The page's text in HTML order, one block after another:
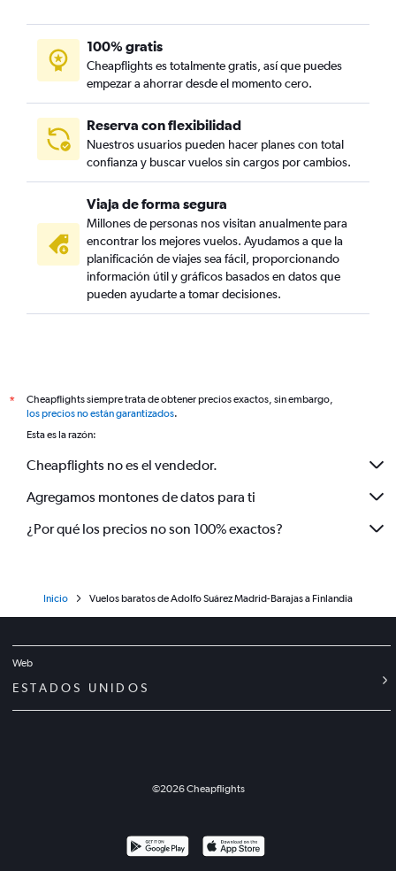
100% gratis
Cheapflights es totalmente gratis, así que puedes
empezar a ahorrar desde el momento cero.
Reserva con flexibilidad
Nuestros usuarios pueden hacer planes con total
confianza y buscar vuelos sin cargos por cambios.
Viaja de forma segura
Millones de personas nos visitan anualmente para
encontrar los mejores vuelos. Ayudamos a que la
planificación de viajes sea fácil, proporcionando
información útil y gráficos basados en datos que
pueden ayudarte a tomar decisiones.
*
Cheapflights siempre trata de obtener precios exactos, sin embargo,
los precios no están garantizados.
Esta es la razón:
Cheapflights no es el vendedor.
Agregamos montones de datos para ti
¿Por qué los precios no son 100% exactos?
Inicio Vuelos baratos de Adolfo Suárez Madrid-Barajas a Finlandia
Web
ESTADOS UNIDOS
©2026Cheapflights